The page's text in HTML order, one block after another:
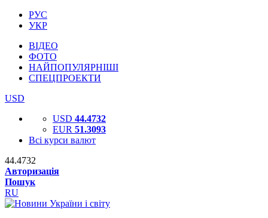
РУС
УКР
ВІДЕО
ФОТО
НАЙПОПУЛЯРНІШІ
СПЕЦПРОЕКТИ
USD
USD 44.4732
EUR 51.3093
Всі курси валют
44.4732
Авторизація
Пошук
RU